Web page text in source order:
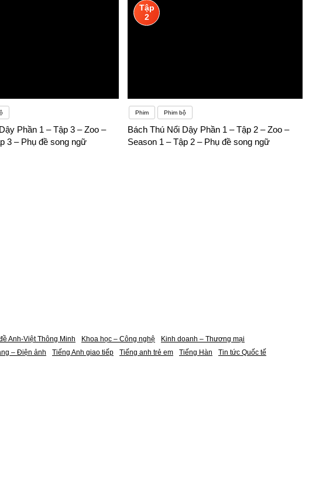
Phần 1 – Tập 3 – Zoo –
3 – Phụ đề song ngữ
Tập
2
Phim Phim bộ
Bách Thú Nổi Dậy Phần 1 – Tập 2 – Zoo –
Season 1 – Tập 2 – Phụ đề song ngữ
Anh-Việt Thông Minh Khoa học – Công nghệ
Kinh doanh – Thương mại
– Điện ảnh Tiếng Anh giao tiếp Tiếng anh trẻ em Tiếng Hàn
Tin tức Quốc tế